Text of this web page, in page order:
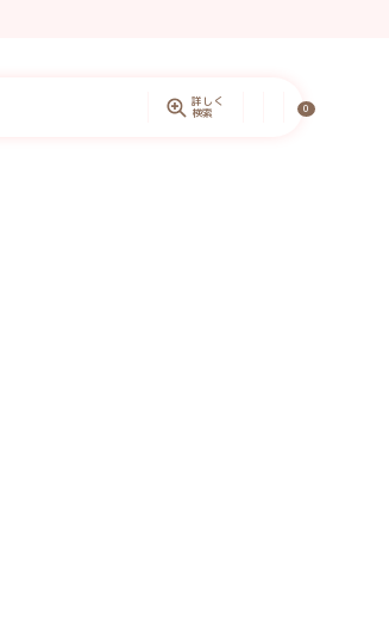
詳しく
検索 0